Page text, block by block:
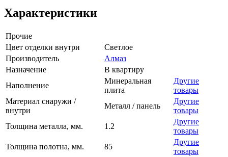
Характеристики
Прочие
Цвет отделки внутри
Светлое
Производитель
Алмаз
Назначение
В квартиру
Наполнение
Минеральная
плита
Другие
товары
Материал снаружи /
внутри
Металл / панель
Другие
товары
Толщина металла, мм.
1.2
Другие
товары
Толщина полотна, мм.
85
Другие
товары